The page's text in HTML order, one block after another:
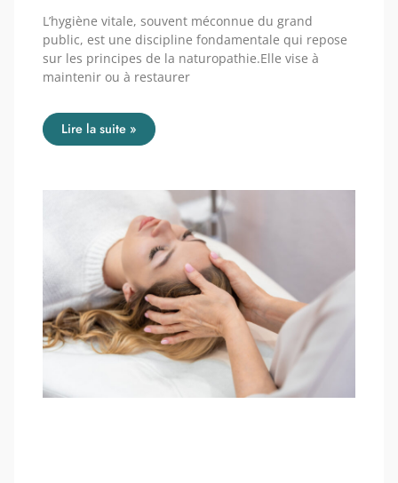
L’hygiène vitale, souvent méconnue du grand
public, est une discipline fondamentale qui repose
sur les principes de la naturopathie.Elle vise à
maintenir ou à restaurer
Lire la suite »